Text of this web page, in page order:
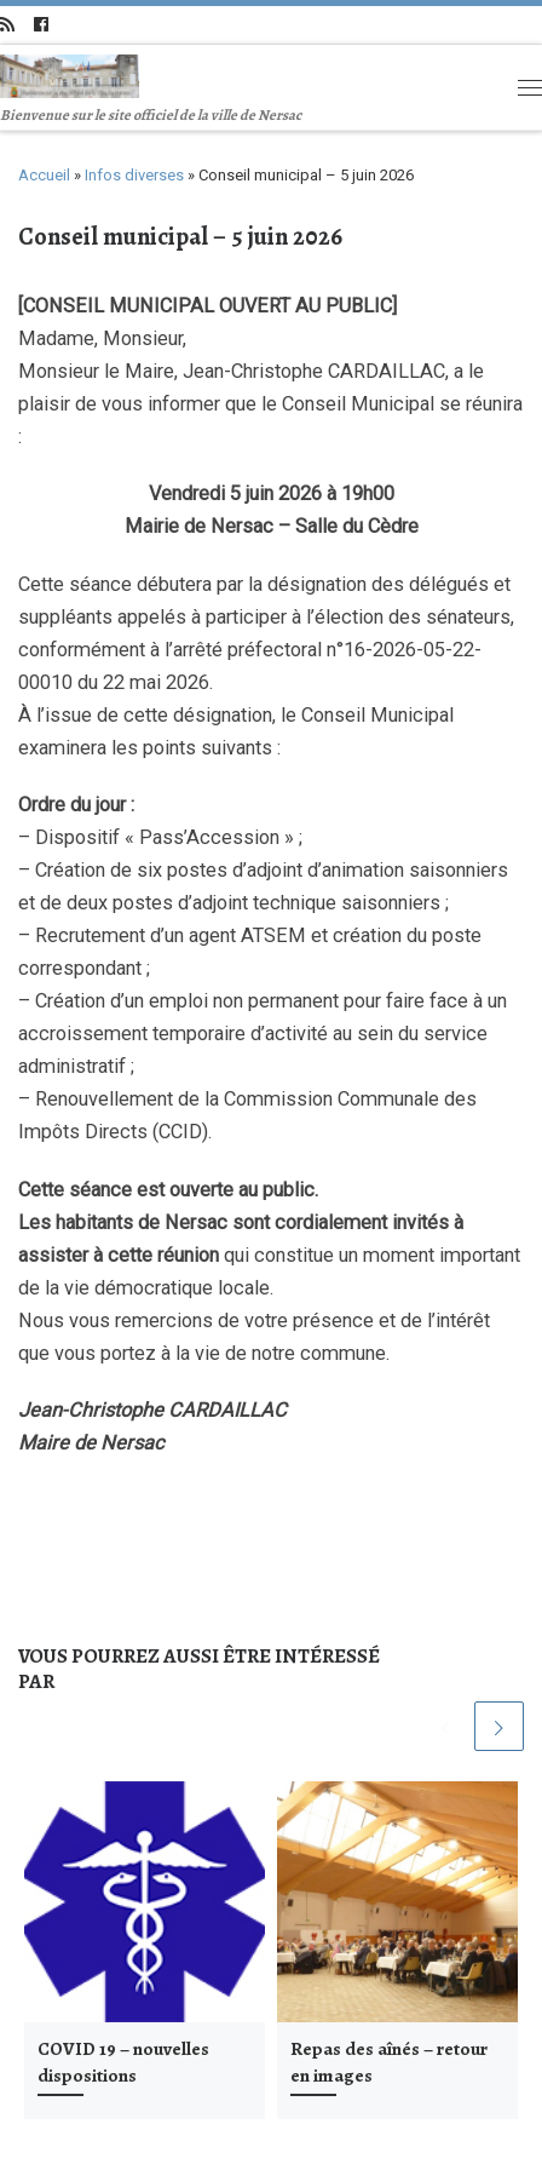
Bienvenue sur le site officiel de la ville de Nersac
Accueil » Infos diverses » Conseil municipal – 5 juin 2026
Conseil municipal – 5 juin 2026
[CONSEIL MUNICIPAL OUVERT AU PUBLIC]
Madame, Monsieur,
Monsieur le Maire, Jean-Christophe CARDAILLAC, a le
plaisir de vous informer que le Conseil Municipal se réunira
:
Vendredi 5 juin 2026 à 19h00
Mairie de Nersac – Salle du Cèdre
Cette séance débutera par la désignation des délégués et
suppléants appelés à participer à l’élection des sénateurs,
conformément à l’arrêté préfectoral n°16-2026-05-22-
00010 du 22 mai 2026.
À l’issue de cette désignation, le Conseil Municipal
examinera les points suivants :
Ordre du jour :
– Dispositif « Pass’Accession » ;
– Création de six postes d’adjoint d’animation saisonniers
et de deux postes d’adjoint technique saisonniers ;
– Recrutement d’un agent ATSEM et création du poste
correspondant ;
– Création d’un emploi non permanent pour faire face à un
accroissement temporaire d’activité au sein du service
administratif ;
– Renouvellement de la Commission Communale des
Impôts Directs (CCID).
Cette séance est ouverte au public.
Les habitants de Nersac sont cordialement invités à
assister à cette réunion qui constitue un moment important
de la vie démocratique locale.
Nous vous remercions de votre présence et de l’intérêt
que vous portez à la vie de notre commune.
Jean-Christophe CARDAILLAC
Maire de Nersac
VOUS POURREZ AUSSI ÊTRE INTÉRESSÉ
PAR
COVID 19 – nouvelles
dispositions
Repas des aînés – retour
en images